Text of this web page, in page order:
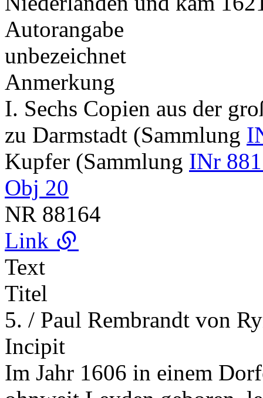
Autorangabe
unbezeichnet
Anmerkung
I. Sechs Copien aus der
zu Darmstadt (Sammlung
Kupfer (Sammlung INr
Obj 20
NR 88164
Link
Text
Titel
5. / Paul Rembrandt von
Incipit
Im Jahr 1606 in einem